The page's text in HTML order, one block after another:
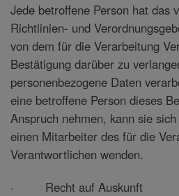
Jede betroffene Person hat das
Richtlinien- und
von dem für die Verarbeitung
Bestätigung darüber zu
personenbezogene Daten
eine betroffene Person dieses
Anspruch nehmen, kann sie
einen Mitarbeiter des für die
Verantwortlichen wenden.
· Recht auf Auskunft